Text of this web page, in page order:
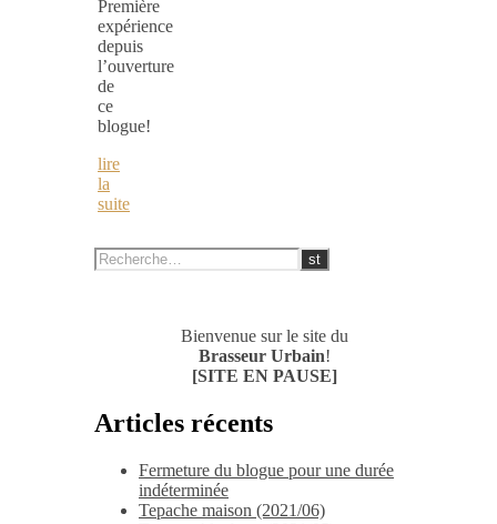
Première
expérience
depuis
l’ouverture
de
ce
blogue!
lire
la
suite
Bienvenue sur le site du
Brasseur Urbain!
[SITE EN PAUSE]
Articles récents
Fermeture du blogue pour une durée
indéterminée
Tepache maison (2021/06)